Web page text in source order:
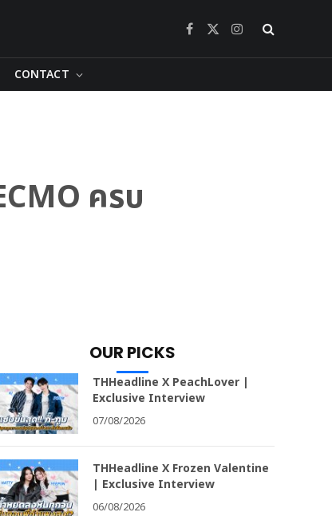
Facebook
X
Instagram
CONTACT
ครบ
OUR PICKS
THHeadline X PeachLover |
Exclusive Interview
07/08/2026
THHeadline X Frozen Valentine
| Exclusive Interview
06/08/2026